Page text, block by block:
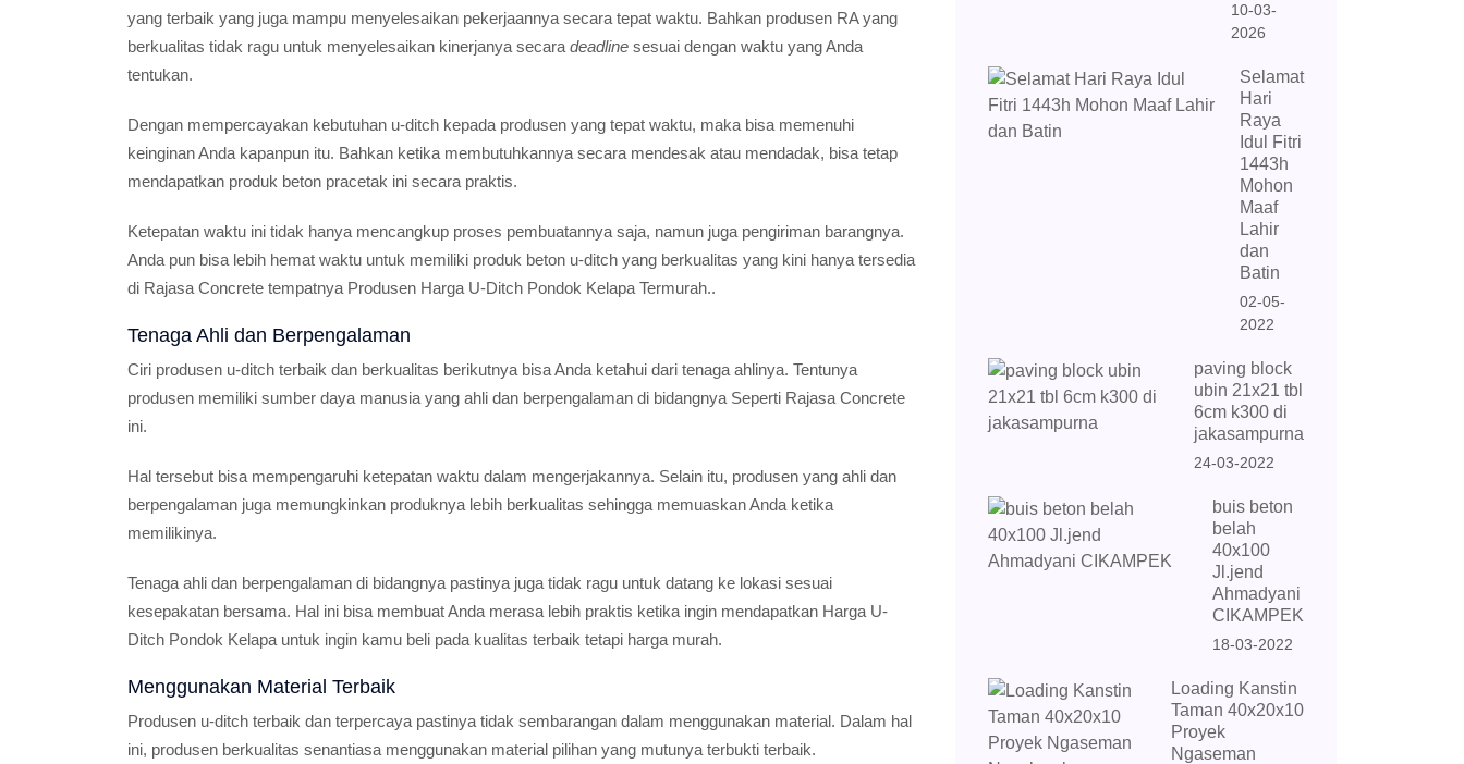
yang terbaik yang juga mampu menyelesaikan pekerjaannya secara tepat waktu. Bahkan produsen RA yang
berkualitas tidak ragu untuk menyelesaikan kinerjanya secara deadline sesuai dengan waktu yang Anda
tentukan.
Dengan mempercayakan kebutuhan u-ditch kepada produsen yang tepat waktu, maka bisa memenuhi
keinginan Anda kapanpun itu. Bahkan ketika membutuhkannya secara mendesak atau mendadak, bisa tetap
mendapatkan produk beton pracetak ini secara praktis.
Ketepatan waktu ini tidak hanya mencangkup proses pembuatannya saja, namun juga pengiriman barangnya.
Anda pun bisa lebih hemat waktu untuk memiliki produk beton u-ditch yang berkualitas yang kini hanya tersedia
di Rajasa Concrete tempatnya Produsen Harga U-Ditch Pondok Kelapa Termurah..
Tenaga Ahli dan Berpengalaman
Ciri produsen u-ditch terbaik dan berkualitas berikutnya bisa Anda ketahui dari tenaga ahlinya. Tentunya
produsen memiliki sumber daya manusia yang ahli dan berpengalaman di bidangnya Seperti Rajasa Concrete
ini.
Hal tersebut bisa mempengaruhi ketepatan waktu dalam mengerjakannya. Selain itu, produsen yang ahli dan
berpengalaman juga memungkinkan produknya lebih berkualitas sehingga memuaskan Anda ketika
memilikinya.
Tenaga ahli dan berpengalaman di bidangnya pastinya juga tidak ragu untuk datang ke lokasi sesuai
kesepakatan bersama. Hal ini bisa membuat Anda merasa lebih praktis ketika ingin mendapatkan Harga U-
Ditch Pondok Kelapa untuk ingin kamu beli pada kualitas terbaik tetapi harga murah.
Menggunakan Material Terbaik
Produsen u-ditch terbaik dan terpercaya pastinya tidak sembarangan dalam menggunakan material. Dalam hal
ini, produsen berkualitas senantiasa menggunakan material pilihan yang mutunya terbukti terbaik.
10-03-
2026
Selamat
Hari
Raya
Idul Fitri
1443h
Mohon
Maaf
Lahir
dan
Batin
02-05-
2022
paving block
ubin 21x21 tbl
6cm k300 di
jakasampurna
24-03-2022
buis beton
belah
40x100
Jl.jend
Ahmadyani
CIKAMPEK
18-03-2022
Loading Kanstin
Taman 40x20x10
Proyek
Ngaseman